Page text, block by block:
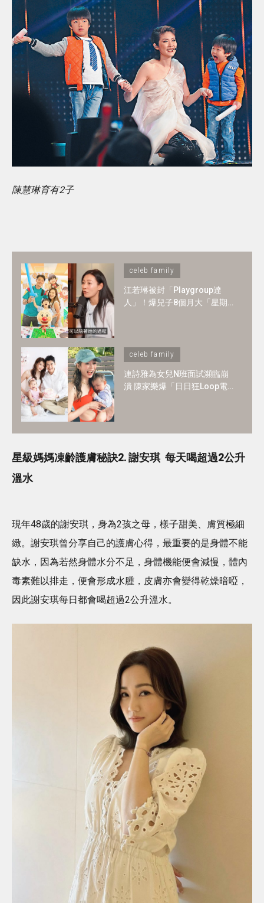
陳慧琳育有2子
celeb family
江若琳被封「Playgroup達
人」！爆兒子8個月大「星期
celeb family
連詩雅為女兒N班面試瀕臨崩
潰 陳家樂爆「日日狂Loop電
星級媽媽凍齡護膚秘訣2. 謝安琪 每天喝超過2公升
溫水
現年48歲的謝安琪，身為2孩之母，樣子甜美、膚質極細
緻。謝安琪曾分享自己的護膚心得，最重要的是身體不能
缺水，因為若然身體水分不足，身體機能便會減慢，體內
毒素難以排走，便會形成水腫，皮膚亦會變得乾燥暗啞，
因此謝安琪每日都會喝超過2公升溫水。